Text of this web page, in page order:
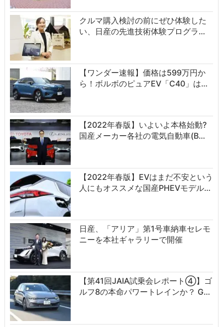
クルマ購入検討の前にぜひ体験した
い、日産の先進技術体験プログラ…
【ワンダー速報】価格は599万円か
ら！ボルボのピュアEV「C40」は…
【2022年春版】いよいよ本格始動?
国産メーカー各社の電気自動車(B…
【2022年春版】EVはまだ不安という
人にもオススメな国産PHEVモデル…
日産、「アリア」第1号車納車セレモ
ニーを本社ギャラリーで開催
【第41回JAIA試乗会レポート④】ゴ
ルフ8の本命パワートレインか？ G…